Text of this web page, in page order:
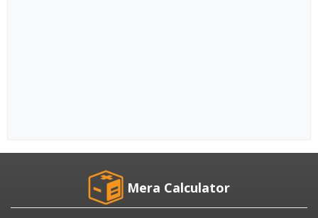
Mera Calculator